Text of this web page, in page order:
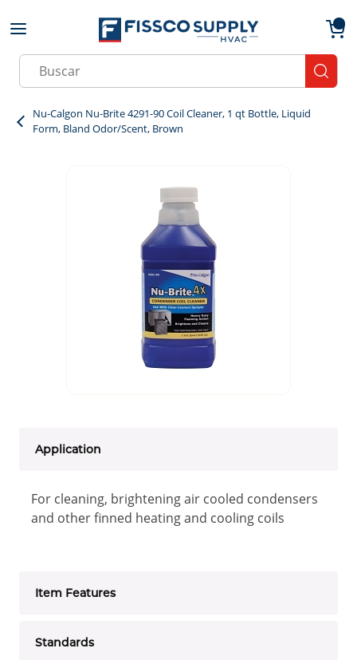
Skip to main content
Site Search
Nu-Calgon Nu-Brite 4291-90 Coil Cleaner, 1 qt Bottle, Liquid
Form, Bland Odor/Scent, Brown
Application
For cleaning, brightening air cooled condensers
and other finned heating and cooling coils
Item Features
Standards